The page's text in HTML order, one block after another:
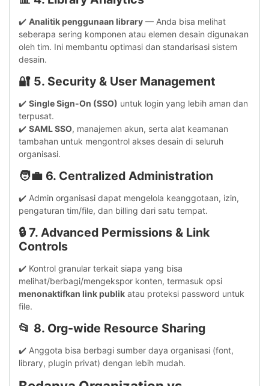
✔️ Analitik penggunaan library — Anda bisa melihat
seberapa sering komponen atau elemen desain digunakan
oleh tim. Ini membantu optimasi dan standarisasi sistem
desain.
🔐 5. Security & User Management
✔️ Single Sign-On (SSO) untuk login yang lebih aman dan
terpusat.
✔️ SAML SSO, manajemen akun, serta alat keamanan
tambahan untuk mengontrol akses desain di seluruh
organisasi.
🧑‍💼 6. Centralized Administration
✔️ Admin organisasi dapat mengelola keanggotaan, izin,
pengaturan tim/file, dan billing dari satu tempat.
🔒 7. Advanced Permissions & Link
Controls
✔️ Kontrol granular terkait siapa yang bisa
melihat/berbagi/mengekspor konten, termasuk opsi
menonaktifkan link publik atau proteksi password untuk
file.
📂 8. Org-wide Resource Sharing
✔️ Anggota bisa berbagi sumber daya organisasi (font,
library, plugin privat) dengan lebih mudah.